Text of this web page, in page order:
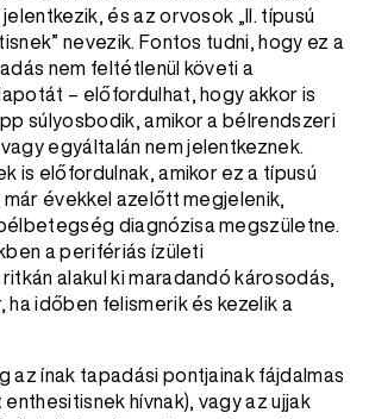
és az orvosok „II. típusú
nevezik. Fontos tudni, hogy ez a
nem feltétlenül követi a
– előfordulhat, hogy akkor is
súlyosbodik, amikor a bélrendszeri
egyáltalán nem jelentkeznek.
is előfordulnak, amikor ez a típusú
évekkel azelőtt megjelenik,
diagnózisa megszületne.
a perifériás ízületi
alakul ki maradandó károsodás,
ha időben felismerik és kezelik a
az ínak tapadási pontjainak fájdalmas
enthesitisnek hívnak), vagy az ujjak